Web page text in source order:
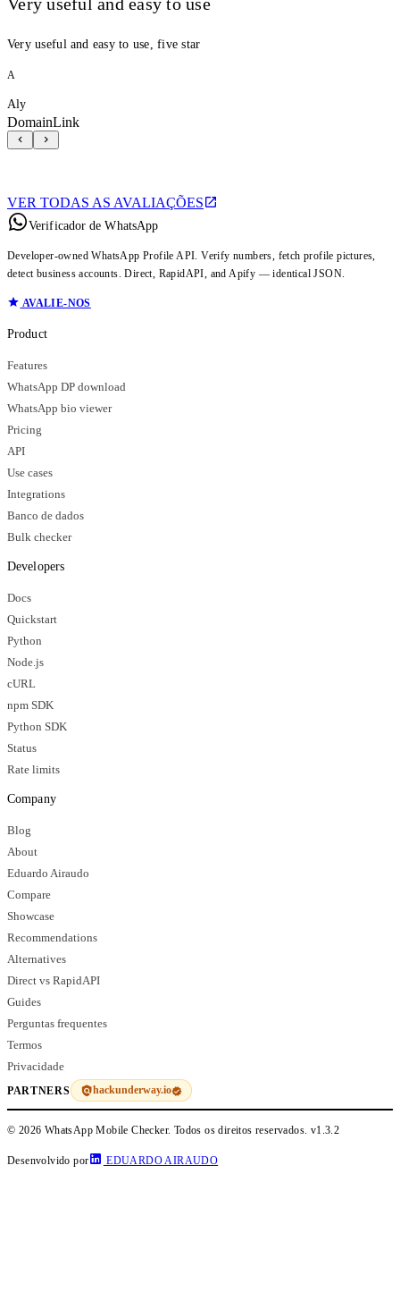
Very useful and easy to use, five star
A
Aly
DomainLink
VER TODAS AS AVALIAÇÕES
Verificador de WhatsApp
Developer-owned WhatsApp Profile API. Verify numbers, fetch profile pictures,
detect business accounts. Direct, RapidAPI, and Apify — identical JSON.
AVALIE-NOS
Product
Features
WhatsApp DP download
WhatsApp bio viewer
Pricing
API
Use cases
Integrations
Banco de dados
Bulk checker
Developers
Docs
Quickstart
Python
Node.js
cURL
npm SDK
Python SDK
Status
Rate limits
Company
Blog
About
Eduardo Airaudo
Compare
Showcase
Recommendations
Alternatives
Direct vs RapidAPI
Guides
Perguntas frequentes
Termos
Privacidade
PARTNERS hackunderway.io
© 2026 WhatsApp Mobile Checker. Todos os direitos reservados. v1.3.2
Desenvolvido por EDUARDO AIRAUDO